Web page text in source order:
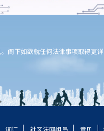
阁下如欲就任何法律事项取得更